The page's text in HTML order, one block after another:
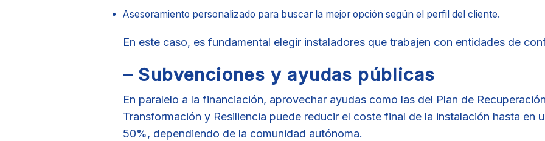
Asesoramiento personalizado para buscar la mejor opción según el perfil del cliente.
En este caso, es fundamental elegir instaladores que trabajen con entidades de
– Subvenciones y ayudas públicas
En paralelo a la financiación, aprovechar ayudas como las del Plan de
Transformación y Resiliencia puede reducir el coste final de la instalación hasta en
50%, dependiendo de la comunidad autónoma.